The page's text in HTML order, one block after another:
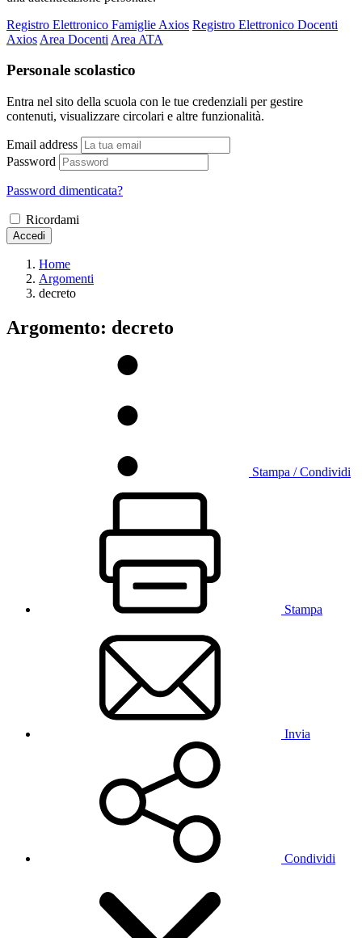
Registro Elettronico Famiglie Axios Registro Elettronico Docenti
Axios Area Docenti Area ATA
Personale scolastico
Entra nel sito della scuola con le tue credenziali per gestire
contenuti, visualizzare circolari e altre funzionalità.
Email address
Password
Password dimenticata?
Ricordami
Accedi
Home
Argomenti
decreto
Argomento: decreto
Stampa / Condividi
Stampa
Invia
Condividi